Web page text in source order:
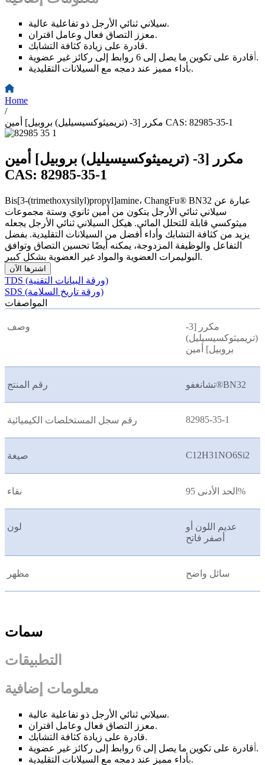
سيلاني ثنائي الأرجل ذو تفاعلية عالية.
معزز التصاق فعال وعامل اقتران.
قادرة على زيادة كثافة التشابك.
قادرة على تكوين ما يصل إلى 6 روابط إلى ركائز غير عضوية.
بأداء مميز عند دمجه مع السيلانات التقليدية.
Home
/
مكرر [3- (تريميثوكسيسيليل) بروبيل] أمين CAS: 82985-35-1
مكرر [3- (تريميثوكسيسيليل) بروبيل] أمين
CAS: 82985-35-1
Bis[3-(trimethoxysilyl)propyl]amine، ChangFu® BN32 عبارة عن
سيلاني ثنائي الأرجل يتكون من أمين ثانوي وستة مجموعات
ميثوكسي قابلة للتحلل المائي. هيكل السيلاني ثنائي الأرجل يجعله
يزيد من كثافة التشابك وأداء أفضل من السيلانات التقليدية. بفضل
التفاعل والوظيفة المزدوجة، يمكنه أيضًا تحسين التصاق وتوافق
البوليمرات العضوية والمواد غير العضوية بشكل كبير.
اشترها الآن
TDS (ورقة البيانات التقنية)
SDS (ورقة تاريخ السلامة)
المواصفات
وصف
مكرر [3-
(تريميثوكسيسيليل)
بروبيل] أمين
رقم المنتج تشانغفو®BN32
رقم سجل المستخلصات الكيميائية 82985-35-1
صيغة C12H31NO6Si2
نقاء الحد الأدنى 95%
لون
عديم اللون أو
أصفر فاتح
مظهر سائل واضح
سمات
التطبيقات
معلومات إضافية
سيلاني ثنائي الأرجل ذو تفاعلية عالية.
معزز التصاق فعال وعامل اقتران.
قادرة على زيادة كثافة التشابك.
قادرة على تكوين ما يصل إلى 6 روابط إلى ركائز غير عضوية.
بأداء مميز عند دمجه مع السيلانات التقليدية.